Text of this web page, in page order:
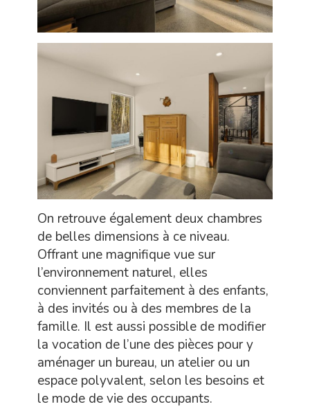
On retrouve également deux chambres
de belles dimensions à ce niveau.
Offrant une magnifique vue sur
l’environnement naturel, elles
conviennent parfaitement à des enfants,
à des invités ou à des membres de la
famille. Il est aussi possible de modifier
la vocation de l’une des pièces pour y
aménager un bureau, un atelier ou un
espace polyvalent, selon les besoins et
le mode de vie des occupants.